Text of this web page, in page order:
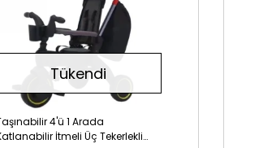
Tükendi
4'ü 1 Arada
İtmeli Üç Tekerlekli